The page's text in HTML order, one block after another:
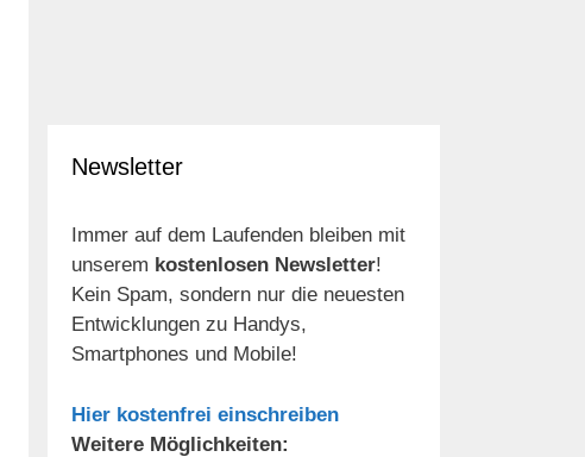
Newsletter
Immer auf dem Laufenden bleiben mit
unserem kostenlosen Newsletter!
Kein Spam, sondern nur die neuesten
Entwicklungen zu Handys,
Smartphones und Mobile!
Hier kostenfrei einschreiben
Weitere Möglichkeiten: